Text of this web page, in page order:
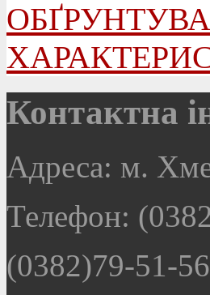
Контактна
Адреса: м.
Телефон:
(0382)79-51-